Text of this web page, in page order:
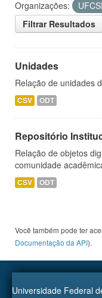
Organizações:
Filtrar Resultados
Unidades
Relação de unidades
CSV ODT
Repositório
Relação de objetos
comunidade
CSV ODT
Você também pode ter
Documentação da API).
Universidade Federal